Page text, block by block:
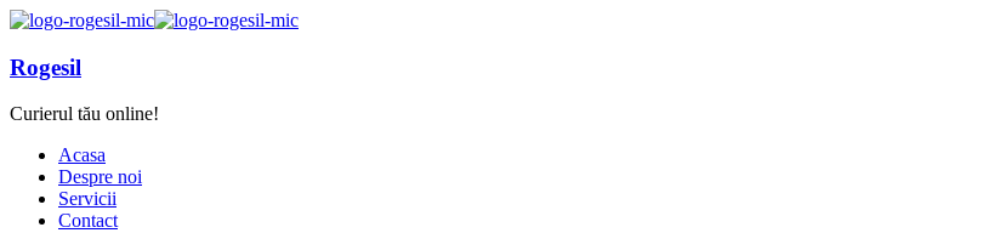
Rogesil
Curierul tău online!
Acasa
Despre noi
Servicii
Contact